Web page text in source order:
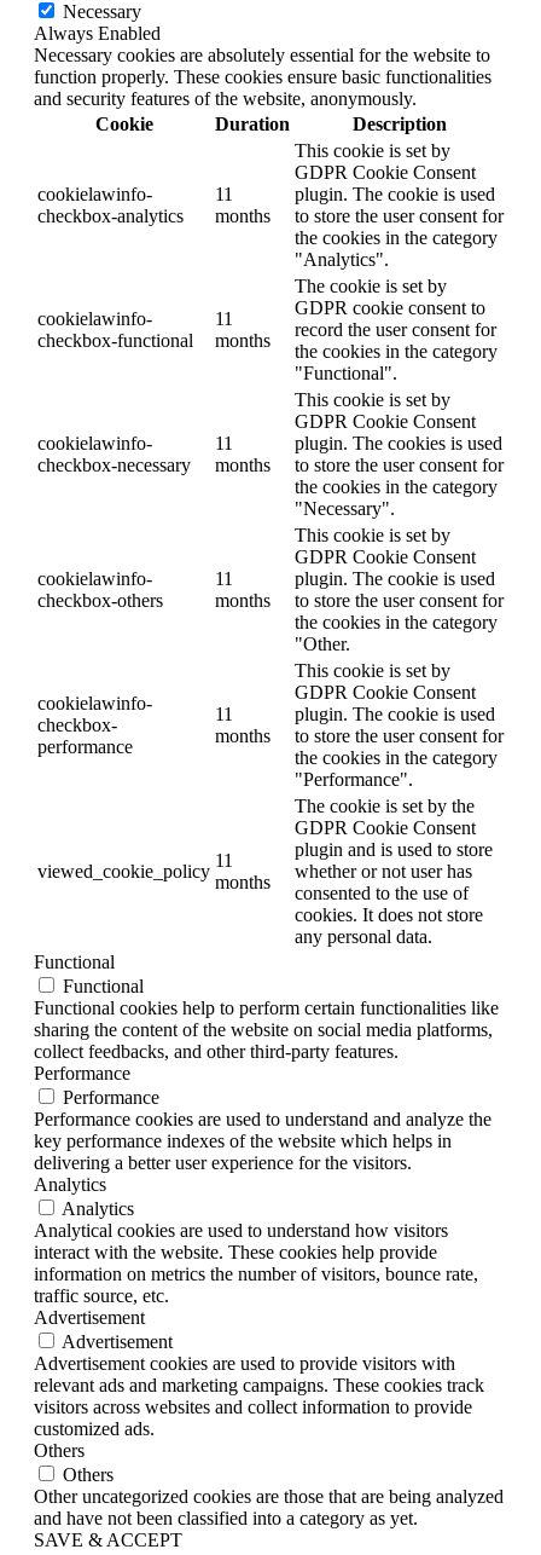
Necessary
Always Enabled
Necessary cookies are absolutely essential for the website to
function properly. These cookies ensure basic functionalities
and security features of the website, anonymously.
Cookie
Duration Description
cookielawinfo-
checkbox-analytics
11
months
This cookie is set by
GDPR Cookie Consent
plugin. The cookie is used
to store the user consent for
the cookies in the category
"Analytics".
cookielawinfo-
checkbox-functional
11
months
The cookie is set by
GDPR cookie consent to
record the user consent for
the cookies in the category
"Functional".
cookielawinfo-
checkbox-necessary
11
months
This cookie is set by
GDPR Cookie Consent
plugin. The cookies is used
to store the user consent for
the cookies in the category
"Necessary".
cookielawinfo-
checkbox-others
11
months
This cookie is set by
GDPR Cookie Consent
plugin. The cookie is used
to store the user consent for
the cookies in the category
"Other.
cookielawinfo-
checkbox-
performance
11
months
This cookie is set by
GDPR Cookie Consent
plugin. The cookie is used
to store the user consent for
the cookies in the category
"Performance".
viewed_cookie_policy
11
months
The cookie is set by the
GDPR Cookie Consent
plugin and is used to store
whether or not user has
consented to the use of
cookies. It does not store
any personal data.
Functional
Functional
Functional cookies help to perform certain functionalities like
sharing the content of the website on social media platforms,
collect feedbacks, and other third-party features.
Performance
Performance
Performance cookies are used to understand and analyze the
key performance indexes of the website which helps in
delivering a better user experience for the visitors.
Analytics
Analytics
Analytical cookies are used to understand how visitors
interact with the website. These cookies help provide
information on metrics the number of visitors, bounce rate,
traffic source, etc.
Advertisement
Advertisement
Advertisement cookies are used to provide visitors with
relevant ads and marketing campaigns. These cookies track
visitors across websites and collect information to provide
customized ads.
Others
Others
Other uncategorized cookies are those that are being analyzed
and have not been classified into a category as yet.
SAVE & ACCEPT